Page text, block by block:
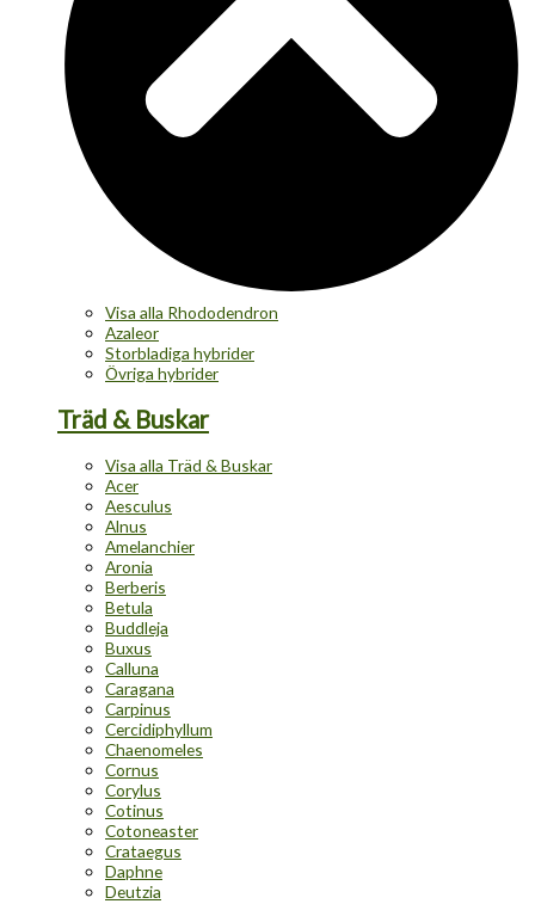
Visa alla Rhododendron
Azaleor
Storbladiga hybrider
Övriga hybrider
Träd & Buskar
Visa alla Träd & Buskar
Acer
Aesculus
Alnus
Amelanchier
Aronia
Berberis
Betula
Buddleja
Buxus
Calluna
Caragana
Carpinus
Cercidiphyllum
Chaenomeles
Cornus
Corylus
Cotinus
Cotoneaster
Crataegus
Daphne
Deutzia